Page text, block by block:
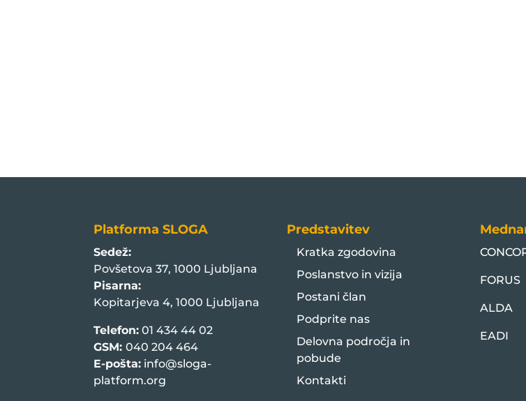
Platforma SLOGA
Sedež:
Povšetova 37, 1000 Ljubljana
Pisarna:
Kopitarjeva 4, 1000 Ljubljana
Telefon: 01 434 44 02
GSM:040 204 464
E-pošta: info@sloga-
platform.org
Predstavitev
Kratka zgodovina
Poslanstvo in vizija
Postani član
Podprite nas
Delovna področja in
pobude
Kontakti
FORUS
ALDA
EADI